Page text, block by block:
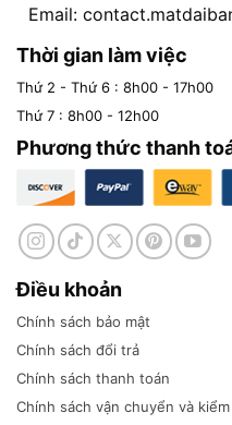
Email:
Thời gian làm việc
Thứ 2 - Thứ 6 : 8h00 - 17h00
Thứ 7 : 8h00 - 12h00
Phương thức thanh
Điều khoản
Chính sách bảo mật
Chính sách đổi trả
Chính sách thanh toán
Chính sách vận chuyển và